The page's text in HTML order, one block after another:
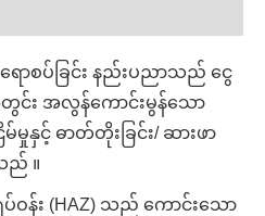
ာစပ်ခြင်း နည်းပညာသည် ငွေ
တွင်း အလွန်ကောင်းမွန်သော
နှင့် ဓာတ်တိုးခြင်း/ ဆားဖာ
ည် ။
န်း (HAZ) သည် ကောင်းသော